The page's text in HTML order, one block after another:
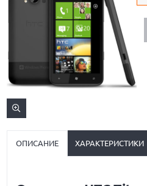
ОПИСАНИЕ ХАРАКТЕРИСТИКИ